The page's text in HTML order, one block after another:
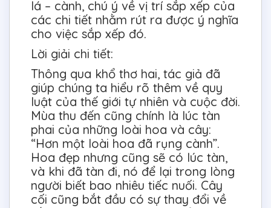
lá – cành, chú ý về vị trí sắp xếp của
các chi tiết nhằm rút ra được ý nghĩa
cho việc sắp xếp đó.
Lời giải chi tiết:
Thông qua khổ thơ hai, tác giả đã
giúp chúng ta hiểu rõ thêm về quy
luật của thế giới tự nhiên và cuộc đời.
Mùa thu đến cũng chính là lúc tàn
phai của những loài hoa và cây:
“Hơn một loài hoa đã rụng cành”.
Hoa đẹp nhưng cũng sẽ có lúc tàn,
và khi đã tàn đi, nó để lại trong lòng
người biết bao nhiêu tiếc nuối. Cây
cối cũng bắt đầu có sự thay đổi về